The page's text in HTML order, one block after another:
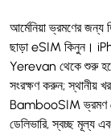
আর্মেনিয়া ভ্রমণের জন্য
ছাড়া eSIM কিনুন।
Yerevan থেকে শুরু
সংরক্ষণ করুন; স্থানীয়
BambooSIM ভ্রমণ
ডেলিভারি, স্বচ্ছ মূল্য